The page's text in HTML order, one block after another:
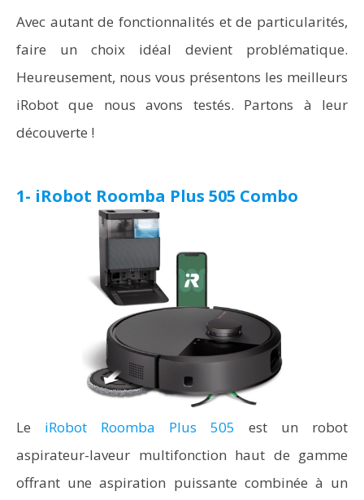
Avec autant de fonctionnalités et de particularités,
faire un choix idéal devient problématique.
Heureusement, nous vous présentons les meilleurs
iRobot que nous avons testés. Partons à leur
découverte !
1- iRobot Roomba Plus 505 Combo
Le iRobot Roomba Plus 505 est un robot
aspirateur-laveur multifonction haut de gamme
offrant une aspiration puissante combinée à un